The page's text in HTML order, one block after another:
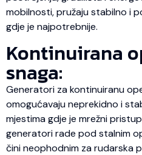
mobilnosti, pružaju stabilno i
gdje je najpotrebnije.
Kontinuirana
snaga:
Generatori za kontinuiranu
omogućavaju neprekidno i
mjestima gdje je mrežni
generatori rade pod stalnim
čini neophodnim za rudarska